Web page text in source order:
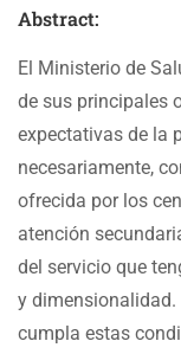
Abstract:
El Ministerio de
de sus principales
expectativas de la
necesariamente,
ofrecida por los
atención
del servicio que
y dimensionalidad.
cumpla estas